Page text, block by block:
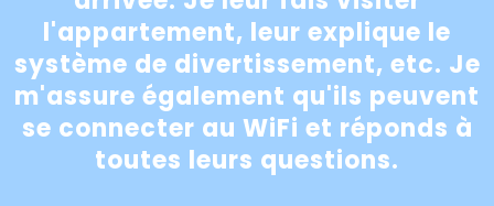
l'appartement, leur explique le
système de divertissement, etc. Je
m'assure également qu'ils peuvent
se connecter au WiFi et réponds à
toutes leurs questions.